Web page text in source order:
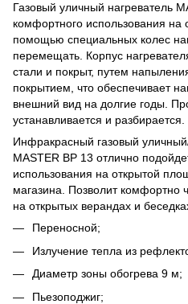
Газовый уличный нагреватель
комфортного использования
помощью специальных колес
перемещать. Корпус
стали и покрыт, путем
покрытием, что обеспечивает
внешний вид на долгие годы.
устанавливается и разбирается.
Инфракрасный газовый
MASTER BP 13 отлично
использования на открытой
магазина. Позволит комфортно
на открытых верандах и
Переносной;
Излучение тепла из
Диаметр зоны обогрева 9 м;
Пьезоподжиг;